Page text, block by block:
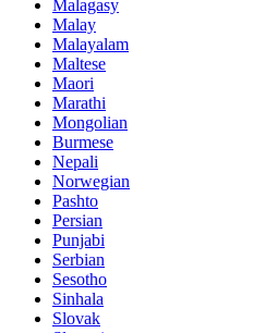
Malagasy
Malay
Malayalam
Maltese
Maori
Marathi
Mongolian
Burmese
Nepali
Norwegian
Pashto
Persian
Punjabi
Serbian
Sesotho
Sinhala
Slovak